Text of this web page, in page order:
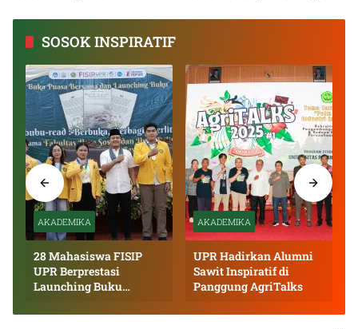
SOSOK INSPIRATIF
AKADEMIKA
28 Mahasiswa FISIP
UPR Berprestasi
Launching Buku
AKADEMIKA
UPR Hadirkan Alumni
Sawit Inspiratif di
Panggung AgriTalks